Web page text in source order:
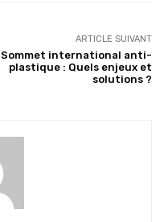
ARTICLE SUIVANT
Sommet international anti-
plastique : Quels enjeux et
solutions ?